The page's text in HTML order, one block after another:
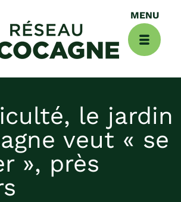
le jardin
veut « se
», près